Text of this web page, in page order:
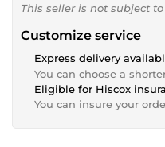
This seller is not subject
Customize service
Express delivery
You can choose a
Eligible for Hiscox
You can insure your